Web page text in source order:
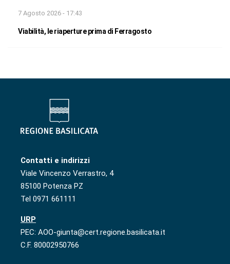
7 Agosto 2026 - 17:43
Viabilità, le riaperture prima di Ferragosto
Contatti e indirizzi
Viale Vincenzo Verrastro, 4
85100 Potenza PZ
Tel 0971 661111
URP
PEC: AOO-giunta@cert.regione.basilicata.it
C.F. 80002950766